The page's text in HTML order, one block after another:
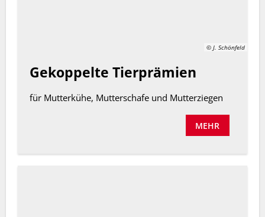
© J. Schönfeld
Gekoppelte Tierprämien
für Mutterkühe, Mutterschafe und Mutterziegen
MEHR